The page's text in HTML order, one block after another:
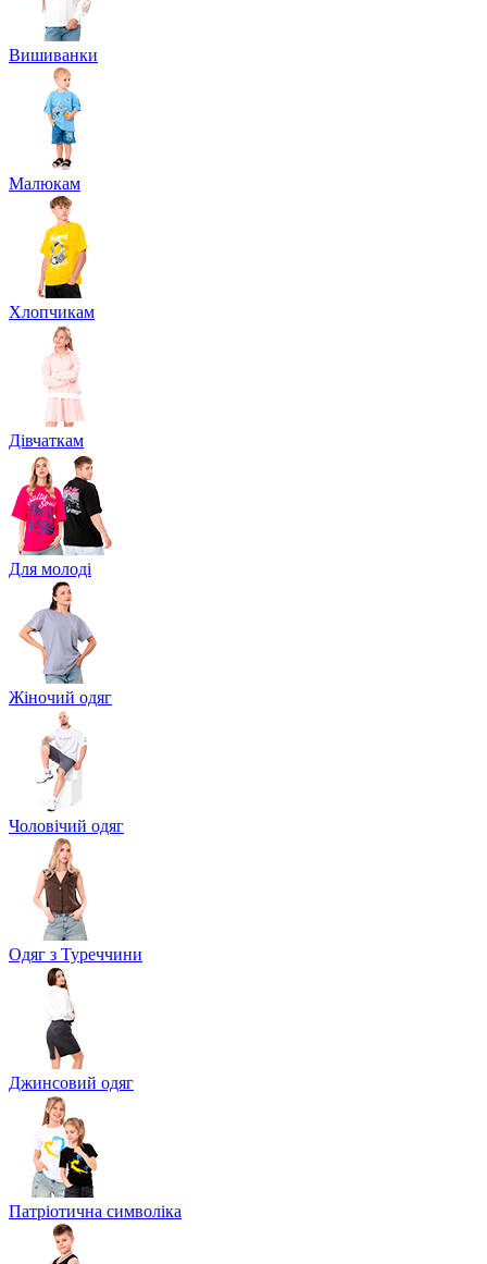
Вишиванки
Малюкам
Хлопчикам
Дівчаткам
Для молоді
Жіночий одяг
Чоловічий одяг
Одяг з Туреччини
Джинсовий одяг
Патріотична символіка